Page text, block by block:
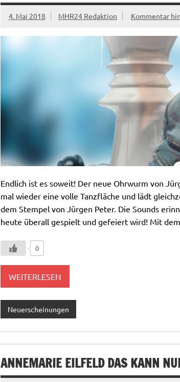
4. Mai 2018 MHR24 Redaktion Kommentar
Endlich ist es soweit! Der neue Ohrwurm von
mal wieder eine volle Tanzfläche und lädt
dem Stempel von Jürgen Peter. Die Sounds
heute überall gespielt und gefeiert wird! Mit
0
WEITERLESEN
Neuerscheinungen
ANNEMARIE EILFELD DAS KANN